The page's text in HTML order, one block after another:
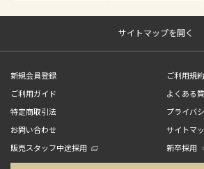
サイトマップを開く
新規会員登録
ご利用規約
ご利用ガイド
よくある
特定商取引法
プライバ
お問い合わせ
サイトマ
販売スタッフ中途採用
新卒採用